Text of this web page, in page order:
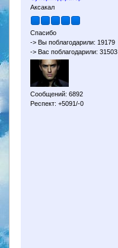
Аксакал
Спасибо
-> Вы поблагодарили: 19179
-> Вас поблагодарили: 31503
Сообщений: 6892
Респект: +5091/-0